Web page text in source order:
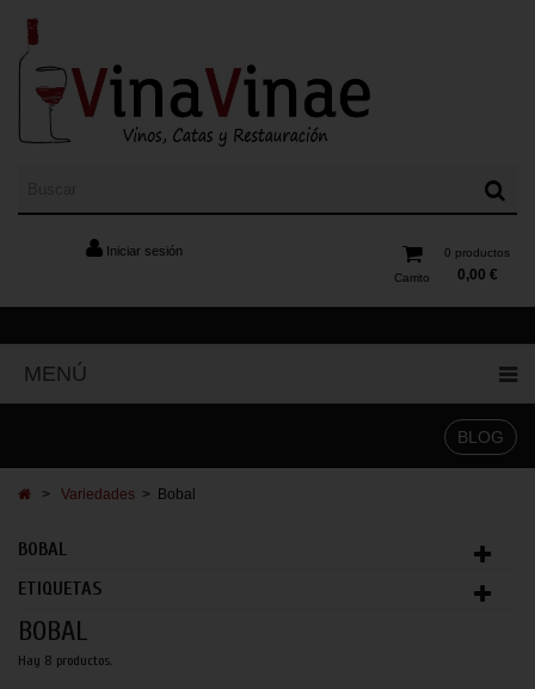
Iniciar sesión 0 productos
0,00 €
Carrito
MENÚ
BLOG
> Variedades > Bobal
BOBAL
ETIQUETAS
BOBAL
Hay 8 productos.